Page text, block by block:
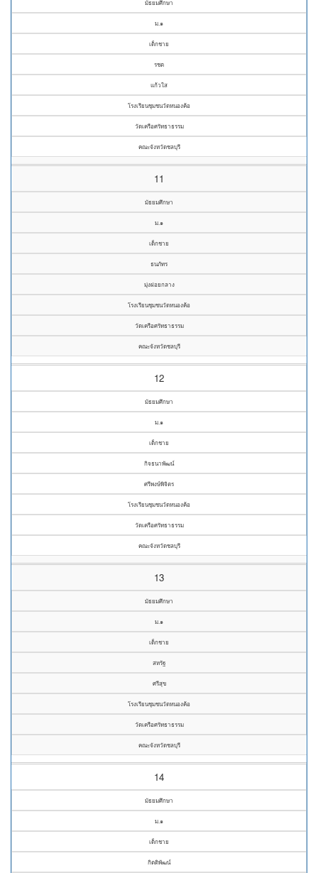
มัธยมศึกษา
ม.๑
เด็กชาย
รชต
แก้วใส
โรงเรียนชุมชนวัดหนองค้อ
วัดเครือศรัทธาธรรม
คณะจังหวัดชลบุรี
11
มัธยมศึกษา
ม.๑
เด็กชาย
ธนภัทร
มุ่งฝอยกลาง
โรงเรียนชุมชนวัดหนองค้อ
วัดเครือศรัทธาธรรม
คณะจังหวัดชลบุรี
12
มัธยมศึกษา
ม.๑
เด็กชาย
กิจธนาพัฒน์
ศรีพงษ์พิจิตร
โรงเรียนชุมชนวัดหนองค้อ
วัดเครือศรัทธาธรรม
คณะจังหวัดชลบุรี
13
มัธยมศึกษา
ม.๑
เด็กชาย
สหรัฐ
ศรีสุข
โรงเรียนชุมชนวัดหนองค้อ
วัดเครือศรัทธาธรรม
คณะจังหวัดชลบุรี
14
มัธยมศึกษา
ม.๑
เด็กชาย
กิตติพัฒน์